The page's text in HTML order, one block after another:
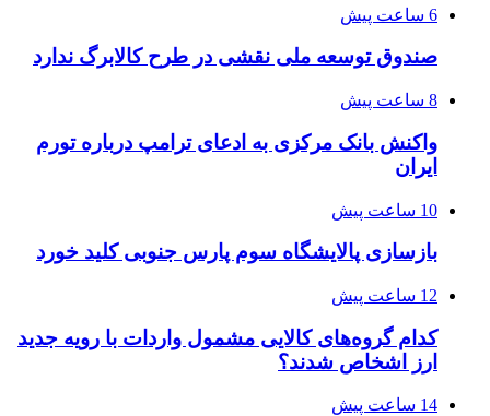
6 ساعت پیش
صندوق توسعه ملی نقشی در طرح کالابرگ ندارد
8 ساعت پیش
واکنش بانک مرکزی به ادعای ترامپ درباره تورم
ایران
10 ساعت پیش
بازسازی پالایشگاه سوم پارس جنوبی کلید خورد
12 ساعت پیش
کدام گروه‌های کالایی مشمول واردات با رویه جدید
ارز اشخاص شدند؟
14 ساعت پیش